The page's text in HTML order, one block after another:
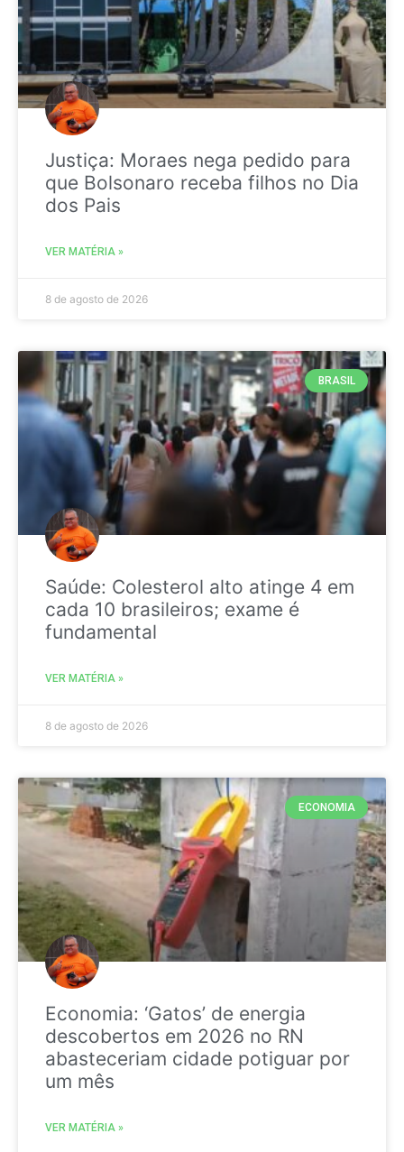
Justiça: Moraes nega pedido para
que Bolsonaro receba filhos no Dia
dos Pais
VER MATÉRIA »
8 de agosto de 2026
BRASIL
Saúde: Colesterol alto atinge 4 em
cada 10 brasileiros; exame é
fundamental
VER MATÉRIA »
8 de agosto de 2026
ECONOMIA
Economia: ‘Gatos’ de energia
descobertos em 2026 no RN
abasteceriam cidade potiguar por
um mês
VER MATÉRIA »